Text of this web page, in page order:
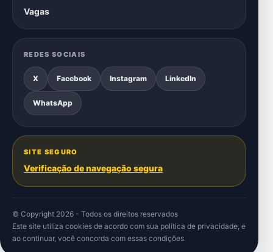
Vagas
REDES SOCIAIS
X Facebook Instagram LinkedIn
WhatsApp
SITE SEGURO
Verificação de navegação segura
© Copyright 2026 - Todos os direitos reservados
Este site utiliza cookies de acordo com sua política de privacidade, e
ao continuar, você concorda com essas condições.